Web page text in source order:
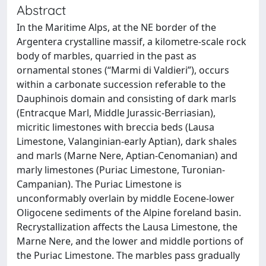
Abstract
In the Maritime Alps, at the NE border of the
Argentera crystalline massif, a kilometre-scale rock
body of marbles, quarried in the past as
ornamental stones (“Marmi di Valdieri”), occurs
within a carbonate succession referable to the
Dauphinois domain and consisting of dark marls
(Entracque Marl, Middle Jurassic-Berriasian),
micritic limestones with breccia beds (Lausa
Limestone, Valanginian-early Aptian), dark shales
and marls (Marne Nere, Aptian-Cenomanian) and
marly limestones (Puriac Limestone, Turonian-
Campanian). The Puriac Limestone is
unconformably overlain by middle Eocene-lower
Oligocene sediments of the Alpine foreland basin.
Recrystallization affects the Lausa Limestone, the
Marne Nere, and the lower and middle portions of
the Puriac Limestone. The marbles pass gradually